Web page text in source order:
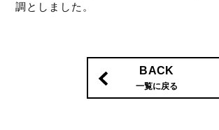
調としました。
BACK
一覧に戻る